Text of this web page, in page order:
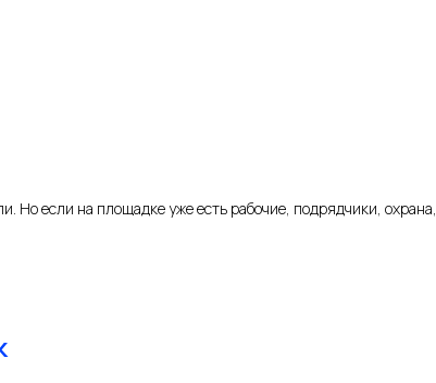
Но если на площадке уже есть рабочие, подрядчики, охрана,